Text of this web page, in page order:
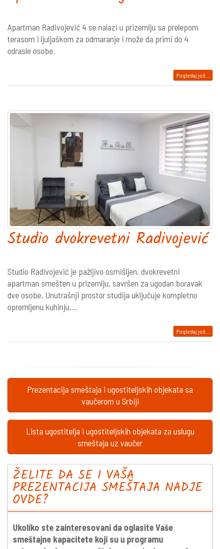
Apartman Radivojević 4 se nalazi u prizemlju sa prelepom
terasom i ljuljaškom za odmaranje i može da primi do 4
odrasle osobe.
Pogledaj još...
Studio dvokrevetni Radivojević
Studio Radivojević je pažljivo osmišljen, dvokrevetni
apartman smešten u prizemlju, savršen za ugodan boravak
dve osobe. Unutrašnji prostor studija uključuje kompletno
opremljenu kuhinju,...
Pogledaj još...
Prezentacija smeštaja i ugostiteljskih objekata sa
vaučerom u Srbiji
Lista ugostitelja i ugostiteljskih objekata za uslugu
smeštaja uz vaučer
ŽELITE DA SE I VAŠA
PREZENTACIJA SMEŠTAJA NADJE
OVDE?
Ukoliko ste zainteresovani da oglasite Vaše
smeštajne kapacitete koji su u programu